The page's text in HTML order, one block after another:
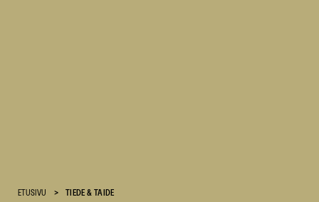
ETUSIVU TIEDE & TAIDE